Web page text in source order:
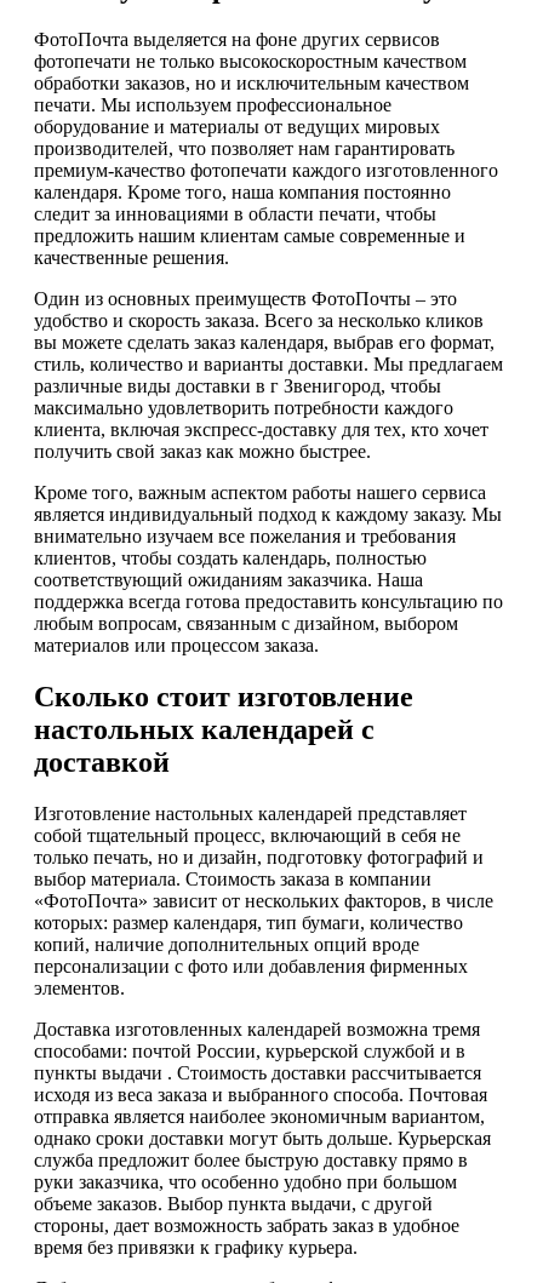
ФотоПочта выделяется на фоне других сервисов
фотопечати не только высокоскоростным качеством
обработки заказов, но и исключительным качеством
печати. Мы используем профессиональное
оборудование и материалы от ведущих мировых
производителей, что позволяет нам гарантировать
премиум-качество фотопечати каждого изготовленного
календаря. Кроме того, наша компания постоянно
следит за инновациями в области печати, чтобы
предложить нашим клиентам самые современные и
качественные решения.
Один из основных преимуществ ФотоПочты – это
удобство и скорость заказа. Всего за несколько кликов
вы можете сделать заказ календаря, выбрав его формат,
стиль, количество и варианты доставки. Мы предлагаем
различные виды доставки в г Звенигород, чтобы
максимально удовлетворить потребности каждого
клиента, включая экспресс-доставку для тех, кто хочет
получить свой заказ как можно быстрее.
Кроме того, важным аспектом работы нашего сервиса
является индивидуальный подход к каждому заказу. Мы
внимательно изучаем все пожелания и требования
клиентов, чтобы создать календарь, полностью
соответствующий ожиданиям заказчика. Наша
поддержка всегда готова предоставить консультацию по
любым вопросам, связанным с дизайном, выбором
материалов или процессом заказа.
Сколько стоит изготовление
настольных календарей с
доставкой
Изготовление настольных календарей представляет
собой тщательный процесс, включающий в себя не
только печать, но и дизайн, подготовку фотографий и
выбор материала. Стоимость заказа в компании
«ФотоПочта» зависит от нескольких факторов, в числе
которых: размер календаря, тип бумаги, количество
копий, наличие дополнительных опций вроде
персонализации с фото или добавления фирменных
элементов.
Доставка изготовленных календарей возможна тремя
способами: почтой России, курьерской службой и в
пункты выдачи . Стоимость доставки рассчитывается
исходя из веса заказа и выбранного способа. Почтовая
отправка является наиболее экономичным вариантом,
однако сроки доставки могут быть дольше. Курьерская
служба предложит более быструю доставку прямо в
руки заказчика, что особенно удобно при большом
объеме заказов. Выбор пункта выдачи, с другой
стороны, дает возможность забрать заказ в удобное
время без привязки к графику курьера.